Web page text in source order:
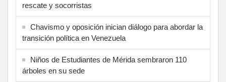
rescate y socorristas
Chavismo y oposición inician diálogo para abordar la
transición política en Venezuela
Niños de Estudiantes de Mérida sembraron 110
árboles en su sede